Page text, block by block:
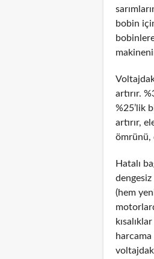
bobin
artırır.
%25’lik
artırır,
ömrünü,
Hatalı
dengesiz
(hem
harcama